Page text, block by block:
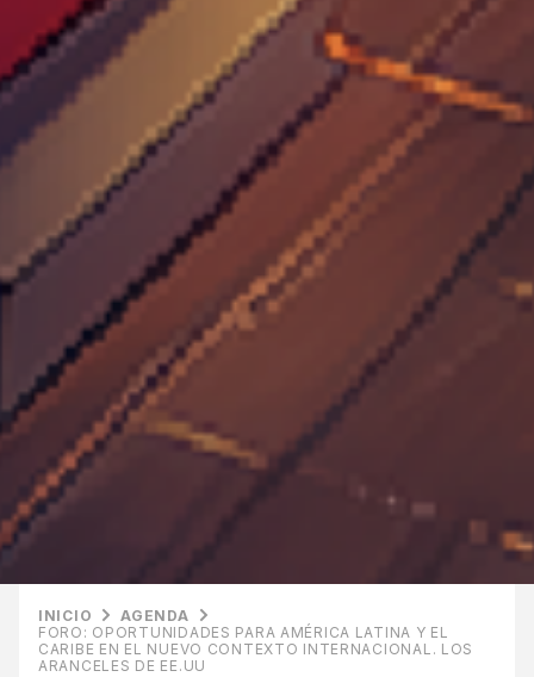
INICIO
AGENDA
FORO: OPORTUNIDADES PARA AMÉRICA LATINA Y EL
CARIBE EN EL NUEVO CONTEXTO INTERNACIONAL. LOS
ARANCELES DE EE.UU